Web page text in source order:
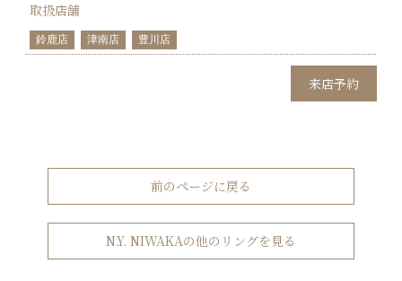
取扱店舗
鈴鹿店 津南店 豊川店
来店予約
前のページに戻る
N.Y. NIWAKAの他のリングを見る